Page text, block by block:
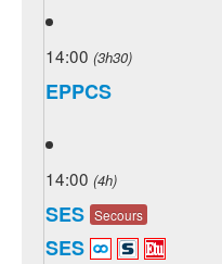
14:00 (3h30)
EPPCS
14:00 (4h)
SES Secours
SES